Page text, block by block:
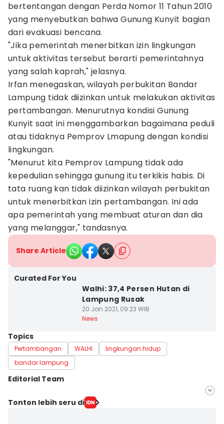
bertentangan dengan Perda Nomor 11 Tahun 2010
yang menyebutkan bahwa Gunung Kunyit bagian
dari evakuasi bencana.
"Jika pemerintah menerbitkan izin lingkungan
untuk aktivitas tersebut berarti pemerintahnya
yang salah kaprah," jelasnya.
Irfan menegaskan, wilayah perbukitan Bandar
Lampung tidak diizinkan untuk melakukan aktivitas
pertambangan. Menurutnya kondisi Gunung
Kunyit saat ini menggambarkan bagaimana peduli
atau tidaknya Pemprov Lmapung dengan kondisi
lingkungan.
"Menurut kita Pemprov Lampung tidak ada
kepedulian sehingga gunung itu terkikis habis. Di
tata ruang kan tidak diizinkan wilayah perbukitan
untuk menerbitkan izin pertambangan. Ini ada
apa pemerintah yang membuat aturan dan dia
yang melanggar," tandasnya.
Share Article
Curated For You
Walhi: 37,4 Persen Hutan di
Lampung Rusak
20 Jan 2021, 09:23 WIB
News
Topics
Pertambangan WALHI
lingkungan hidup
bandar lampung
Editorial Team
Editor
Tonton lebih seru di